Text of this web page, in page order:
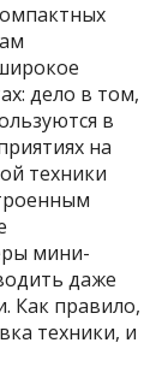
дело в том,
в
на
техники
мини-
даже
Как правило,
техники, и